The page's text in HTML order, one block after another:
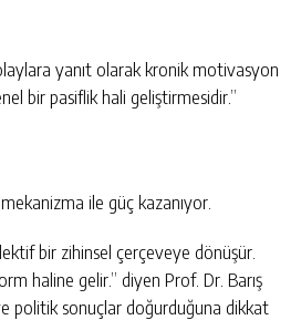
yanıt olarak kronik motivasyon
bir pasiflik hali geliştirmesidir.”
ile güç kazanıyor.
bir zihinsel çerçeveye dönüşür.
haline gelir.” diyen Prof. Dr. Barış
politik sonuçlar doğurduğuna dikkat